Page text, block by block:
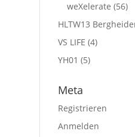
weXelerate (56)
HLTW13
VS LIFE (4)
YH01 (5)
Meta
Registrieren
Anmelden